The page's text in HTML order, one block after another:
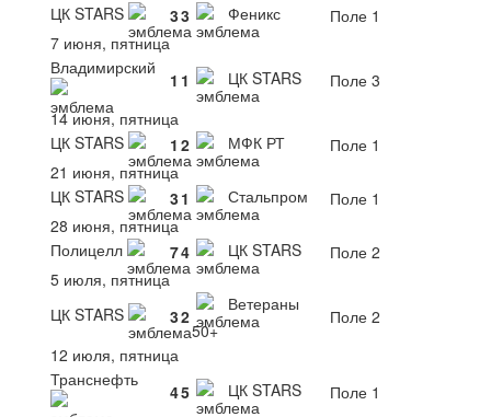
ЦК STARS
33 Феникс
Поле 1
7 июня, пятница
Владимирский
1 1 ЦК STARS
Поле 3
14 июня, пятница
ЦК STARS
1 2 МФК РТ
Поле 1
21 июня, пятница
ЦК STARS
31 Стальпром
Поле 1
28 июня, пятница
Полицелл
74 ЦК STARS
Поле 2
5 июля, пятница
ЦК STARS
32
Ветераны
50+
Поле 2
12 июля, пятница
Транснефть
45 ЦК STARS
Поле 1